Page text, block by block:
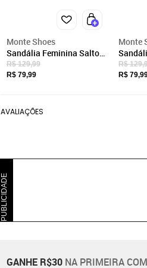
Monte Shoes
Sandália Feminina Salto
Alto Donatella Shoes
Amarrar Tira Nó
R$ 129,99
R$ 79,99
Monte
Alto
R$
R$
AVALIAÇÕES
PUBLICIDADE
GANHE R$30 NA PRIMEIRA